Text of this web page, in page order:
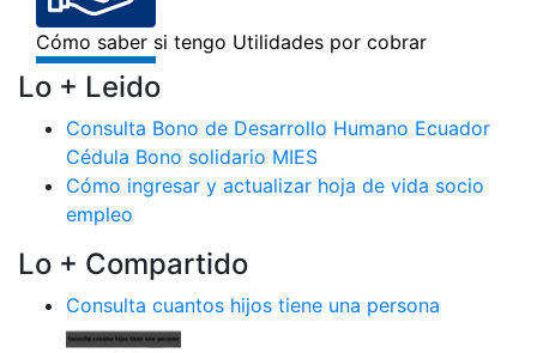
Lo + Leido
Consulta Bono de Desarrollo Humano Ecuador
Cédula Bono solidario MIES
Cómo ingresar y actualizar hoja de vida socio
empleo
Lo + Compartido
Consulta cuantos hijos tiene una persona